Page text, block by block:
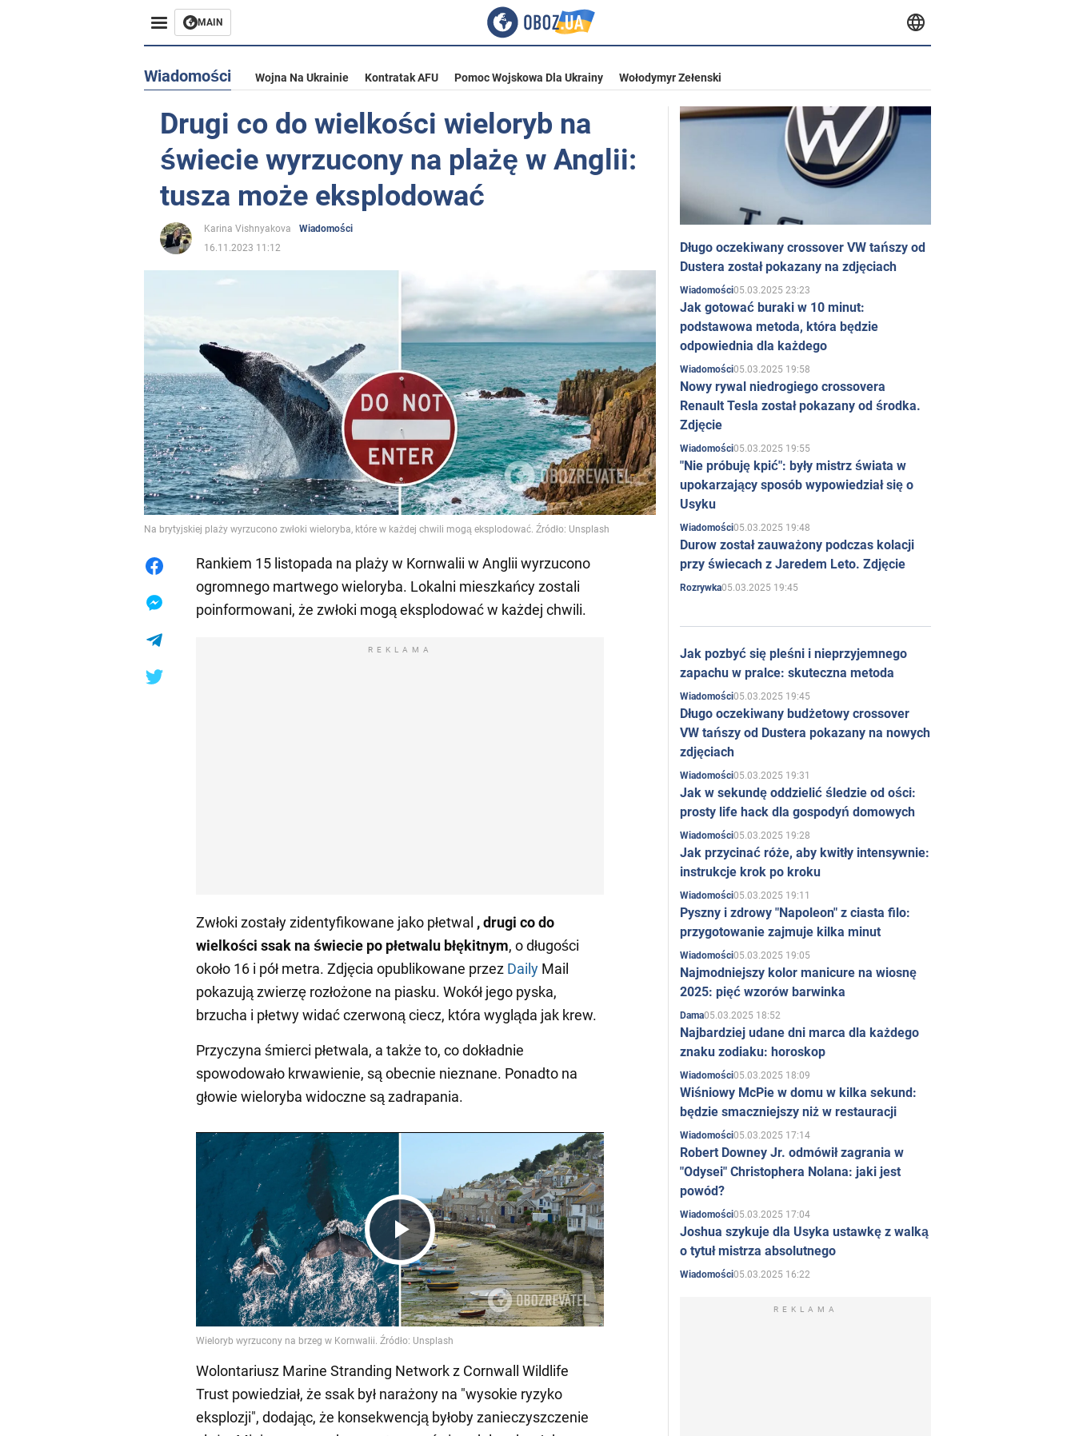
MAIN
Wiadomości Wojna Na Ukrainie Kontratak AFU Pomoc Wojskowa Dla Ukrainy Wołodymyr Zełenski
Drugi co do wielkości wieloryb na
świecie wyrzucony na plażę w Anglii:
tusza może eksplodować
Karina Vishnyakova
Wiadomości
16.11.2023 11:12
Na brytyjskiej plaży wyrzucono zwłoki wieloryba, które w każdej chwili mogą eksplodować. Źródło: Unsplash
Rankiem 15 listopada na plaży w Kornwalii w Anglii wyrzucono
ogromnego martwego wieloryba. Lokalni mieszkańcy zostali
poinformowani, że zwłoki mogą eksplodować w każdej chwili.
REKLAMA
Zwłoki zostały zidentyfikowane jako płetwal , drugi co do
wielkości ssak na świecie po płetwalu błękitnym, o długości
około 16 i pół metra. Zdjęcia opublikowane przez Daily Mail
pokazują zwierzę rozłożone na piasku. Wokół jego pyska,
brzucha i płetwy widać czerwoną ciecz, która wygląda jak krew.
Przyczyna śmierci płetwala, a także to, co dokładnie
spowodowało krwawienie, są obecnie nieznane. Ponadto na
głowie wieloryba widoczne są zadrapania.
Play
Video
Wolontariusz Marine Stranding Network z Cornwall Wildlife
Trust powiedział, że ssak był narażony na "wysokie ryzyko
eksplozji", dodając, że konsekwencją byłoby zanieczyszczenie
Długo oczekiwany crossover VW tańszy od
Dustera został pokazany na zdjęciach
Wiadomości05.03.2025 23:23
Jak gotować buraki w 10 minut:
podstawowa metoda, która będzie
odpowiednia dla każdego
Wiadomości05.03.2025 19:58
Nowy rywal niedrogiego crossovera
Renault Tesla został pokazany od środka.
Zdjęcie
Wiadomości05.03.2025 19:55
"Nie próbuję kpić": były mistrz świata w
upokarzający sposób wypowiedział się o
Usyku
Wiadomości05.03.2025 19:48
Durow został zauważony podczas kolacji
przy świecach z Jaredem Leto. Zdjęcie
Rozrywka05.03.2025 19:45
Jak pozbyć się pleśni i nieprzyjemnego
zapachu w pralce: skuteczna metoda
Wiadomości05.03.2025 19:45
Długo oczekiwany budżetowy crossover
VW tańszy od Dustera pokazany na nowych
zdjęciach
Wiadomości05.03.2025 19:31
Jak w sekundę oddzielić śledzie od ości:
prosty life hack dla gospodyń domowych
Wiadomości05.03.2025 19:28
Jak przycinać róże, aby kwitły intensywnie:
instrukcje krok po kroku
Wiadomości05.03.2025 19:11
Pyszny i zdrowy "Napoleon" z ciasta filo:
przygotowanie zajmuje kilka minut
Wiadomości05.03.2025 19:05
Najmodniejszy kolor manicure na wiosnę
2025: pięć wzorów barwinka
Dama05.03.2025 18:52
Najbardziej udane dni marca dla każdego
znaku zodiaku: horoskop
Wiadomości05.03.2025 18:09
Wiśniowy McPie w domu w kilka sekund:
będzie smaczniejszy niż w restauracji
Wiadomości05.03.2025 17:14
Robert Downey Jr. odmówił zagrania w
"Odysei" Christophera Nolana: jaki jest
powód?
Wiadomości05.03.2025 17:04
Joshua szykuje dla Usyka ustawkę z walką
o tytuł mistrza absolutnego
Wiadomości05.03.2025 16:22
REKLAMA